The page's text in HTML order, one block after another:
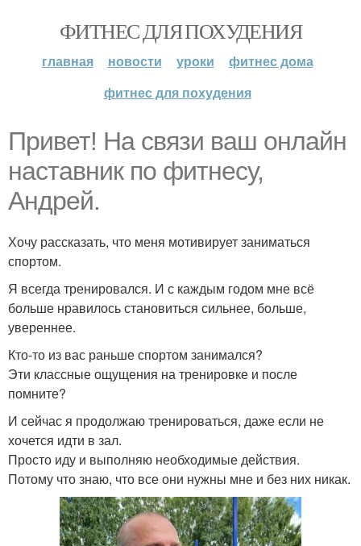
ФИТНЕС ДЛЯ ПОХУДЕНИЯ
главная новости уроки
фитнес дома
фитнес для похудения
Привет! На связи ваш онлайн
наставник по фитнесу,
Андрей.
Хочу рассказать, что меня мотивирует заниматься
спортом.
Я всегда тренировался. И с каждым годом мне всё
больше нравилось становиться сильнее, больше,
увереннее.
Кто-то из вас раньше спортом занимался?
Эти классные ощущения на тренировке и после
помните?
И сейчас я продолжаю тренироваться, даже если не
хочется идти в зал.
Просто иду и выполняю необходимые действия.
Потому что знаю, что все они нужны мне и без них никак.